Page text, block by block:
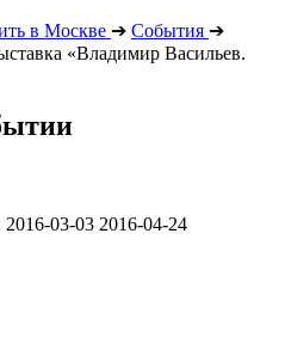
в Москве ➔ События ➔
«Владимир Васильев.
2016-03-03 2016-04-24